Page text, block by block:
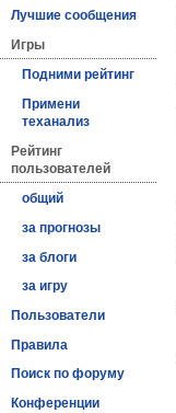
Лучшие сообщения
Игры
Подними рейтинг
Примени
теханализ
Рейтинг
пользователей
общий
за прогнозы
за блоги
за игру
Пользователи
Правила
Поиск по форуму
Конференции